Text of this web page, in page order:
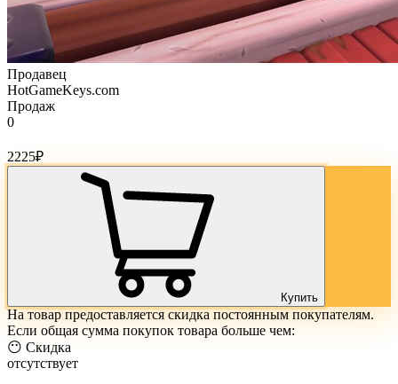
Продавец
HotGameKeys.com
Продаж
0
2225₽
Купить
На товар предоставляется скидка постоянным покупателям.
Если общая сумма покупок товара больше чем:
😶 Скидка
отсутствует